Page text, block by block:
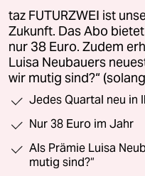
taz FUTURZWEI ist
Zukunft. Das Abo
nur 38 Euro. Zudem
Luisa Neubauers
wir mutig sind?“
Jedes Quartal neu in
Nur 38 Euro im Jahr
Als Prämie Luisa
mutig sind?“